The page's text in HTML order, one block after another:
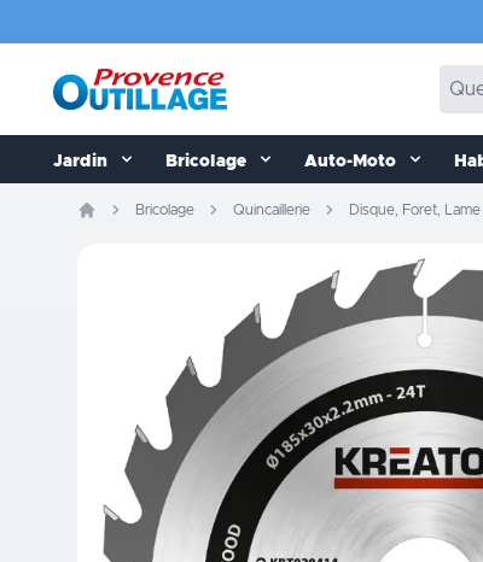
Jardin Bricolage Auto-Moto
Bricolage Quincaillerie Disque, Foret, Lame